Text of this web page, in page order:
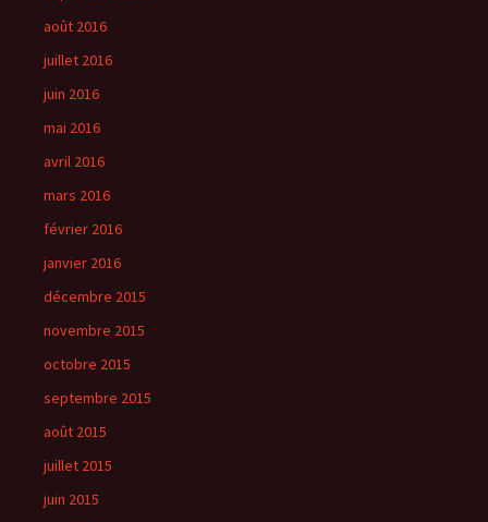
août 2016
juillet 2016
juin 2016
mai 2016
avril 2016
mars 2016
février 2016
janvier 2016
décembre 2015
novembre 2015
octobre 2015
septembre 2015
août 2015
juillet 2015
juin 2015